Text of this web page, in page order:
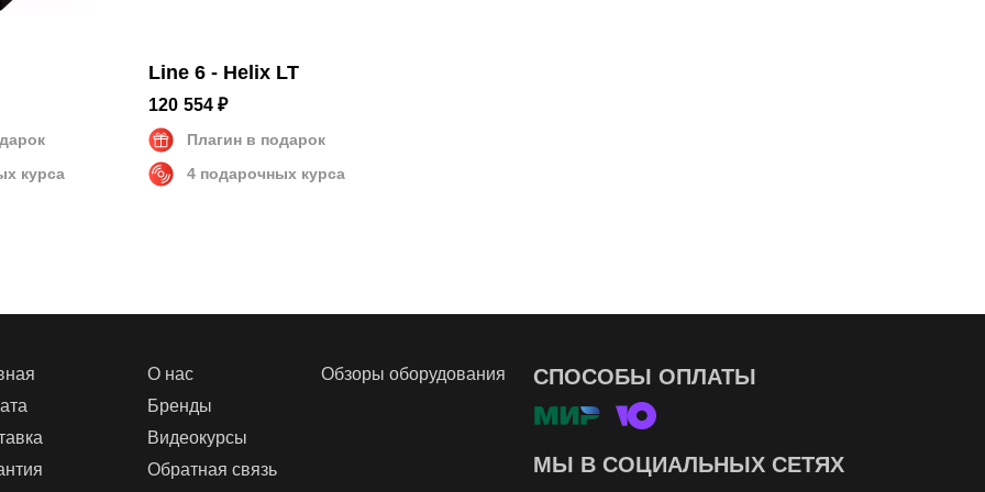
курса
Line 6 - Helix LT
120 554 ₽
Плагин в подарок
4 подарочных курса
О нас
Бренды
Видеокурсы
Обратная связь
Обзоры оборудования СПОСОБЫ ОПЛАТЫ
МЫ В СОЦИАЛЬНЫХ СЕТЯХ